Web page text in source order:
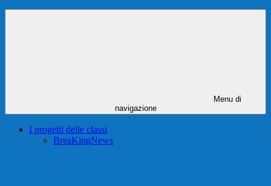
Menu di
navigazione
I progetti delle classi
BreaKingNews